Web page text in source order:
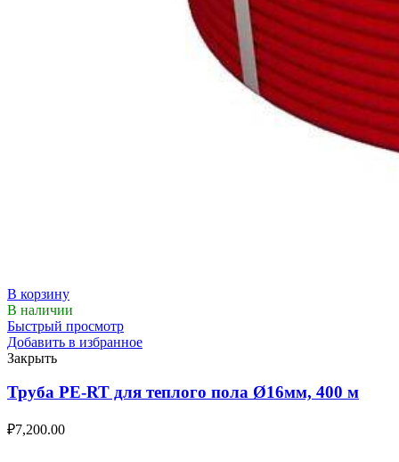
В корзину
В наличии
Быстрый просмотр
Добавить в избранное
Закрыть
Труба PE-RT для теплого пола Ø16мм, 400 м
₽7,200.00